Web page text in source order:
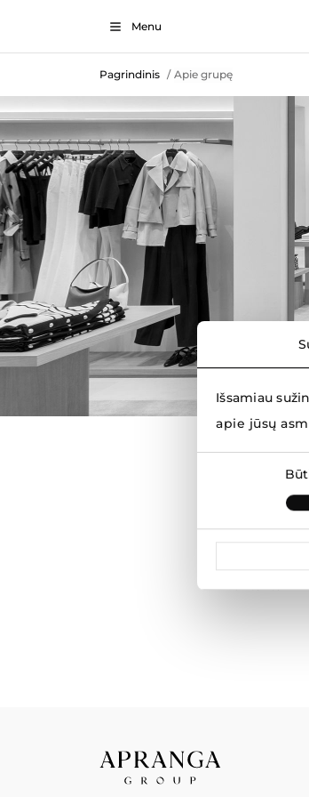
Išsamiau
apie jūsų
Menu
Pagrindinis / Apie grupę
Apie mus
Naujienos ir
Kontaktai